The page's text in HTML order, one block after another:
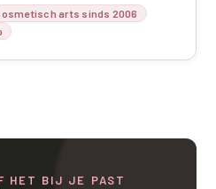
arts sinds 2006
HET BIJ JE PAST